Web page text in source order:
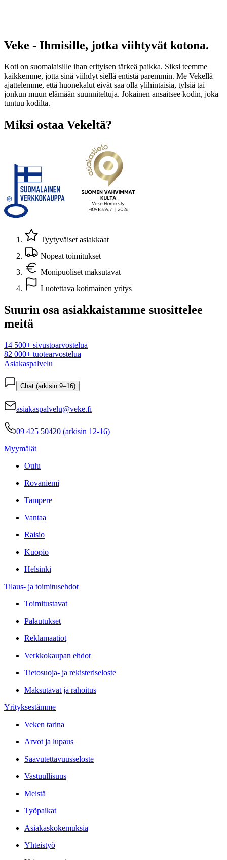
Veke - Ihmisille, jotka viihtyvät kotona.
Koti on suomalaisille ihan erityisen tärkeä paikka. Siksi teemme
kaikkemme, jotta sinä viihdyt siellä entistä paremmin. Me Vekellä
ajattelemme, että huonekalut eivät saa olla ylihintaisia, tylsiä tai
jonkun muun elämään suunniteltuja. Jokainen ansaitsee kodin, joka
tuntuu kodilta.
Miksi ostaa Vekeltä?
Tyytyväiset asiakkaat
Nopeat toimitukset
Monipuoliset maksutavat
Luotettava kotimainen yritys
Suurin osa asiakkaistamme suosittelee
meitä
14 500+ sivustoarvostelua
82 000+ tuotearvostelua
Asiakaspalvelu
Chat (arkisin 9–16)
asiakaspalvelu@veke.fi
09 425 50420 (arkisin 12-16)
Myymälät
Oulu
Rovaniemi
Tampere
Vantaa
Raisio
Kuopio
Helsinki
Tilaus- ja toimitusehdot
Toimitustavat
Palautukset
Reklamaatiot
Verkkokaupan ehdot
Tietosuoja- ja rekisteriseloste
Maksutavat ja rahoitus
Yrityksestämme
Veken tarina
Arvot ja lupaus
Saavutettavuusseloste
Vastuullisuus
Meistä
Työpaikat
Asiakaskokemuksia
Yhteistyö